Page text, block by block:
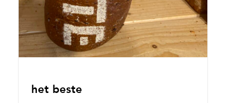
het beste